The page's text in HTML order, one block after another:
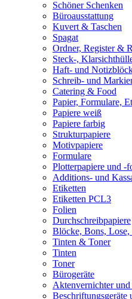
Schöner Schenken
Büroausstattung
Kuvert & Taschen
Spagat
Ordner, Register &
Steck-,
Haft- und
Schreib- und
Catering & Food
Papier, Formulare,
Papiere weiß
Papiere farbig
Strukturpapiere
Motivpapiere
Formulare
Plotterpapiere und -
Additions- und
Etiketten
Etiketten PCL3
Folien
Durchschreibpapiere
Blöcke, Bons,
Tinten & Toner
Tinten
Toner
Bürogeräte
Aktenvernichter
Beschriftungsgeräte